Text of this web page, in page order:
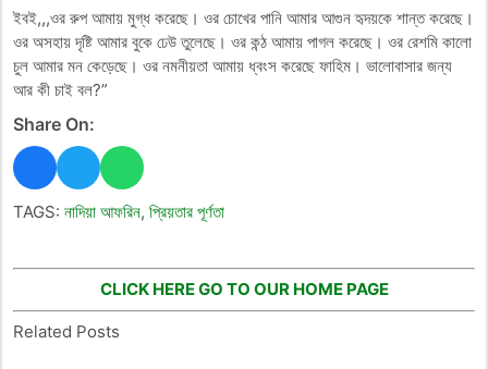
ইবই,,,ওর রুপ আমায় মুগ্ধ করেছে। ওর চোখের পানি আমার আগুন হৃদয়কে শান্ত করেছে।
ওর অসহায় দৃষ্টি আমার বুকে ঢেউ তুলেছে। ওর কন্ঠ আমায় পাগল করেছে। ওর রেশমি কালো
চুল আমার মন কেড়েছে। ওর নমনীয়তা আমায় ধ্বংস করেছে ফাহিম। ভালোবাসার জন্য
আর কী চাই বল?”
Share On:
TAGS: নাদিয়া আফরিন, প্রিয়তার পূর্ণতা
CLICK HERE GO TO OUR HOME PAGE
Related Posts